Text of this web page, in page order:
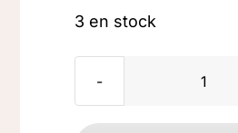
3 en stock